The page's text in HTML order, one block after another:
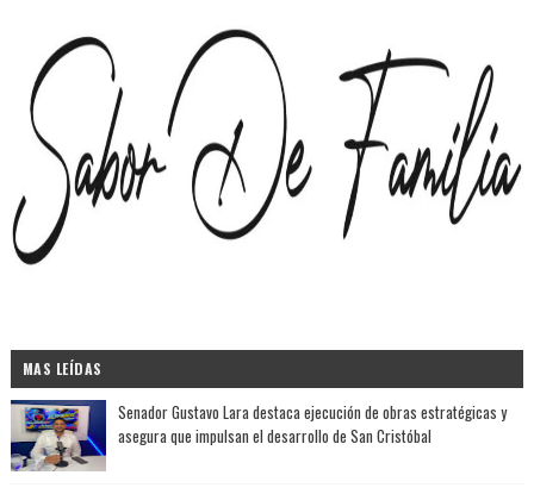
MAS LEÍDAS
Senador Gustavo Lara destaca ejecución de obras estratégicas y
asegura que impulsan el desarrollo de San Cristóbal